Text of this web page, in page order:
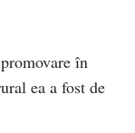
în
ea a fost de